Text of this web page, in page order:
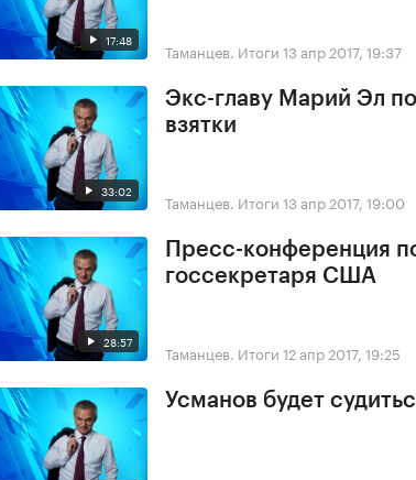
17:48 Таманцев. Итоги 13 апр 2017, 19:37
33:02
Экс-главу Марий Эл
взятки
Таманцев. Итоги 13 апр 2017, 19:00
28:57
Пресс-конференция
госсекретаря США
Таманцев. Итоги 12 апр 2017, 19:25
Усманов будет